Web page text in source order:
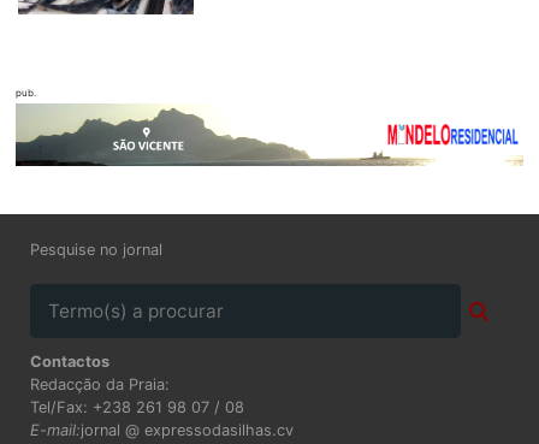
pub.
Pesquise no jornal
Contactos
Redacção da Praia:
Tel/Fax: +238 261 98 07 / 08
E-mail:jornal @ expressodasilhas.cv